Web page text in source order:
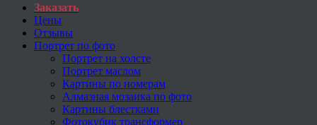
Заказать
Цены
Отзывы
Портрет по фото
Портрет на холсте
Портрет маслом
Картины по номерам
Алмазная мозаика по фото
Картины блестками
Фотокубик трансформер